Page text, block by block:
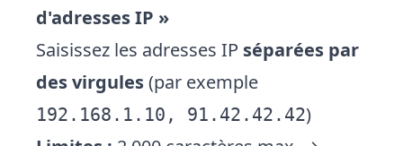
d'adresses IP »
Saisissez les adresses IP séparées par
des virgules(par exemple
192.168.1.10, 91.42.42.42)